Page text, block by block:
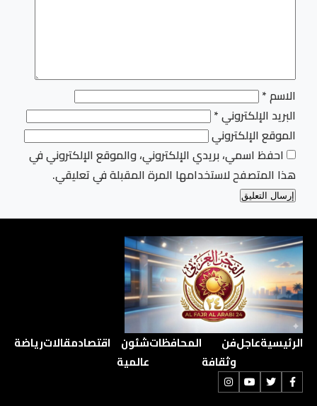
الاسم*
البريد الإلكتروني*
الموقع الإلكتروني
احفظ اسمي، بريدي الإلكتروني، والموقع الإلكتروني في
هذا المتصفح لاستخدامها المرة المقبلة في تعليقي.
الرئيسيةعاجلفن
وثقافة
المحافظاتشئون
عالمية
اقتصادمقالاترياضة